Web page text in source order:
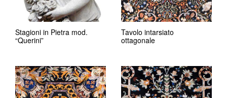
Stagioni in Pietra mod.
“Querini”
Tavolo intarsiato
ottagonale